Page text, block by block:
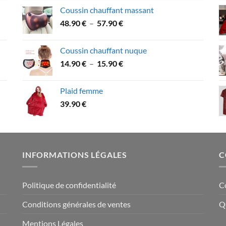
39.90 €
à
Coussin chauffant massant
48.90€ – 57.90€Plage
48.90 €
à
Coussin chauffant nuque
14.90€ – 15.90€Plage
Plaid femme
39.90€
INFORMATIONS LÉGALES
Politique de confidentialité
Conditions générales de ventes
Mentions Légales